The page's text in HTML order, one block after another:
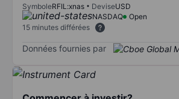
SymboleRFIL:xnas DeviseUSD
NASDAQ
Open
15 minutes différées
Données fournies par